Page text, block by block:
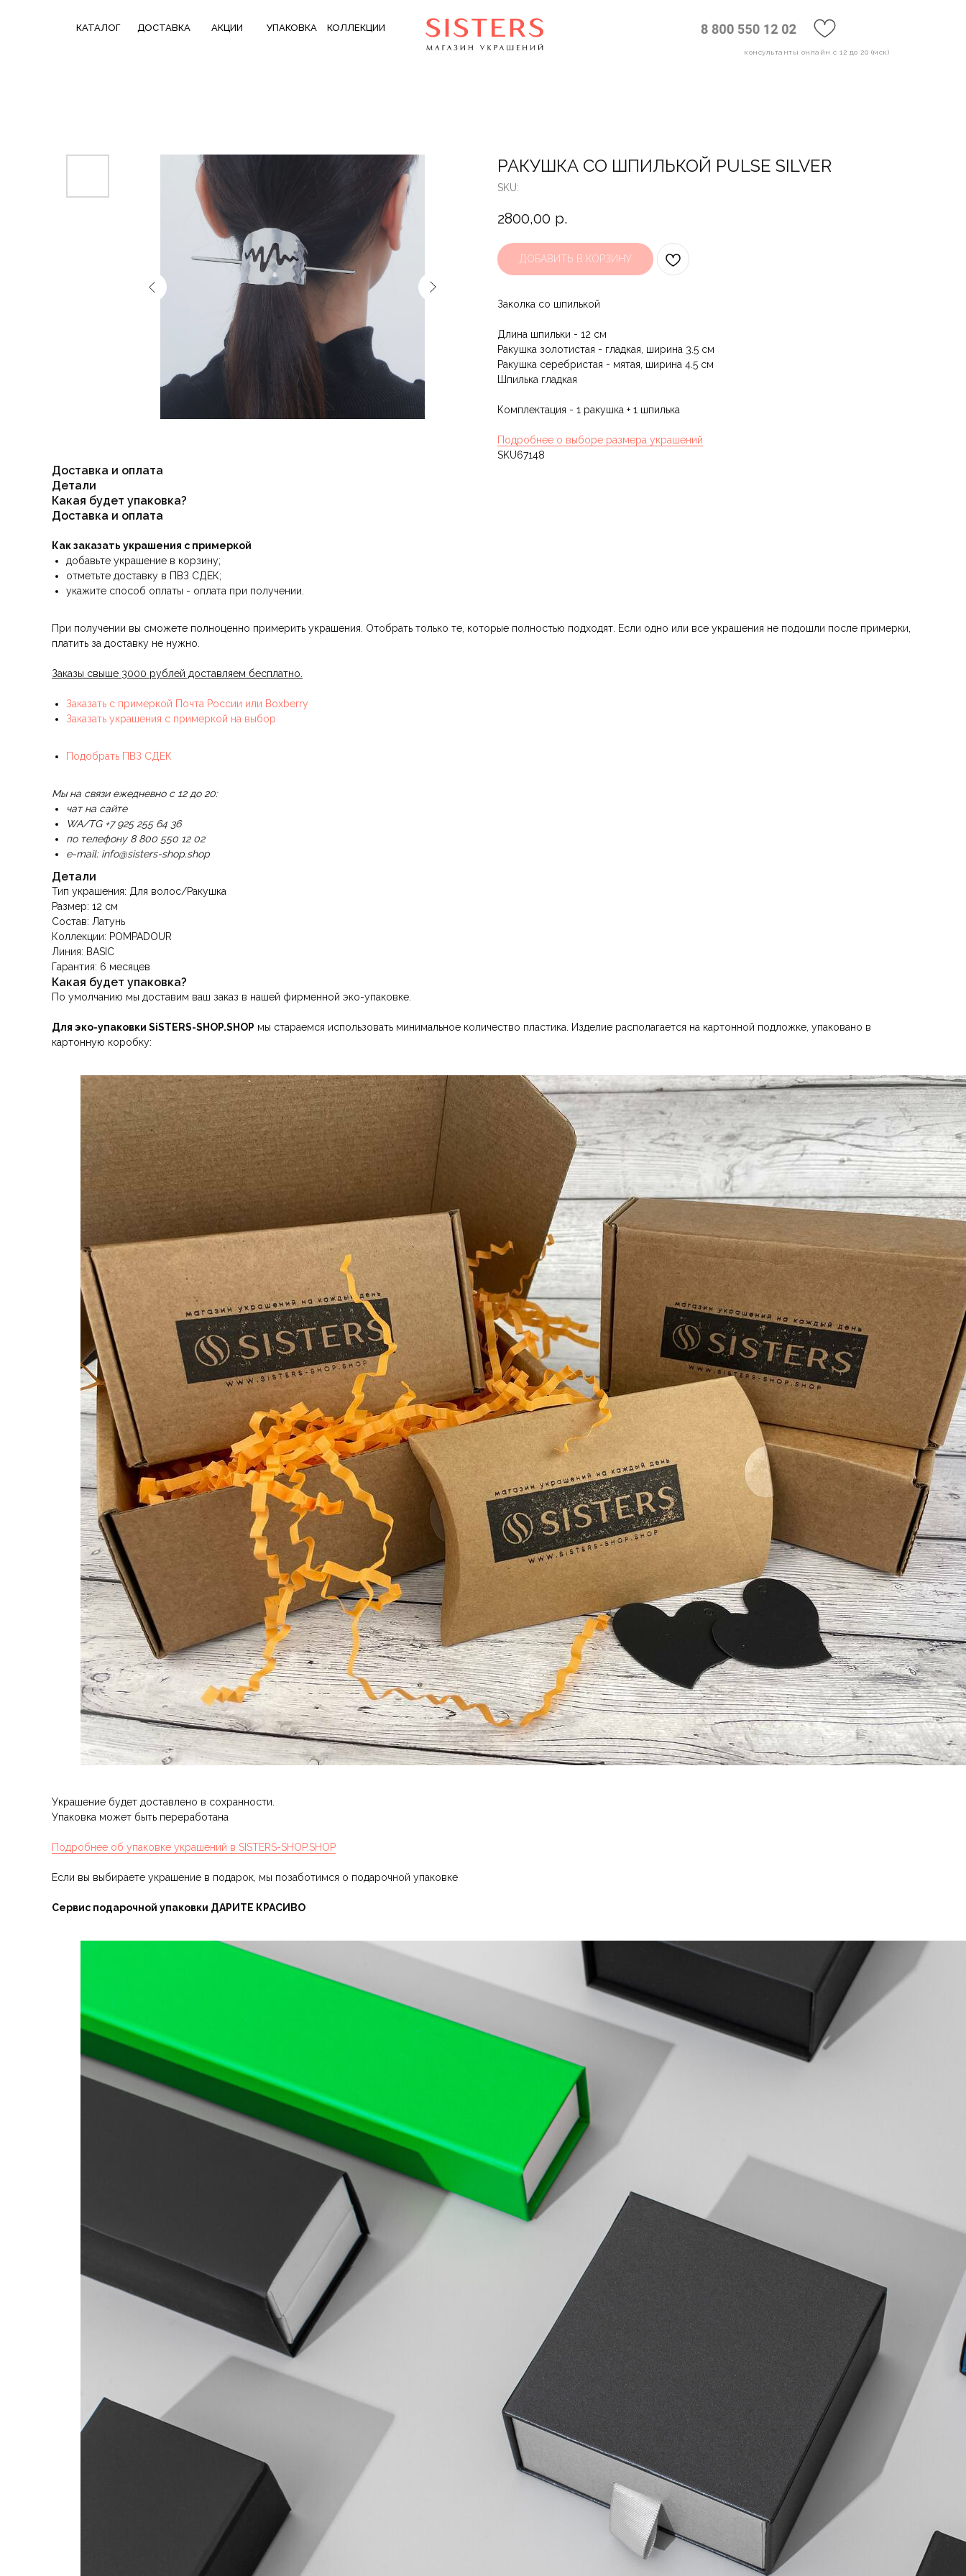
КАТАЛОГ УПАКОВКА КОЛЛЕКЦИИ
ДОСТАВКА
консультанты онлайн с 12 до 20 (мск)
АКЦИИ
РАКУШКА СО ШПИЛЬКОЙ PULSE SILVER
SKU:
2800,00 р.
ДОБАВИТЬ В КОРЗИНУ
Заколка со шпилькой
Длина шпильки - 12 см
Ракушка золотистая - гладкая, ширина 3.5 см
Ракушка серебристая - мятая, ширина 4.5 см
Шпилька гладкая
Комплектация - 1 ракушка + 1 шпилька
Подробнее о выборе размера украшений
SKU67148
Доставка и оплата
Детали
Какая будет упаковка?
Доставка и оплата
Как заказать украшения с примеркой
добавьте украшение в корзину;
отметьте доставку в ПВЗ СДЕК;
укажите способ оплаты - оплата при получении.
При получении вы сможете полноценно примерить украшения. Отобрать только те, которые полностью подходят. Если одно или все украшения не подошли после примерки,
платить за доставку не нужно.
Заказы свыше 3000 рублей доставляем бесплатно.
Заказать с примеркой Почта России или Boxberry
Заказать украшения с примеркой на выбор
Подобрать ПВЗ СДЕК
Мы на связи ежедневно с 12 до 20:
чат на сайте
WA/TG +7 925 255 64 36
по телефону 8 800 550 12 02
e-mail: info@sisters-shop.shop
Детали
Тип украшения: Для волос/Ракушка
Размер: 12 см
Состав: Латунь
Коллекции: POMPADOUR
Линия: BASIC
Гарантия: 6 месяцев
Какая будет упаковка?
По умолчанию мы доставим ваш заказ в нашей фирменной эко-упаковке.
Для эко-упаковки SiSTERS-SHOP.SHOP мы стараемся использовать минимальное количество пластика. Изделие располагается на картонной подложке, упаковано в
картонную коробку:
Украшение будет доставлено в сохранности.
Упаковка может быть переработана
Подробнее об упаковке украшений в SISTERS-SHOP.SHOP
Если вы выбираете украшение в подарок, мы позаботимся о подарочной упаковке
Сервис подарочной упаковки ДАРИТЕ КРАСИВО